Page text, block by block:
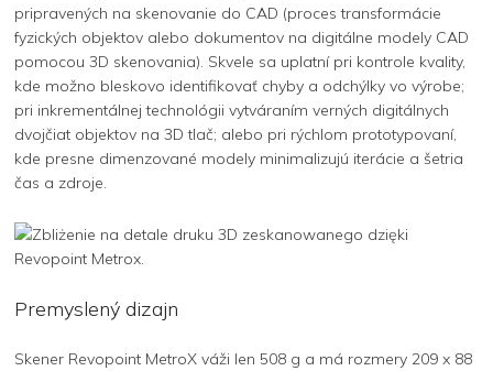
pripravených na skenovanie do CAD (proces transformácie
fyzických objektov alebo dokumentov na digitálne modely CAD
pomocou 3D skenovania). Skvele sa uplatní pri kontrole kvality,
kde možno bleskovo identifikovať chyby a odchýlky vo výrobe;
pri inkrementálnej technológii vytváraním verných digitálnych
dvojčiat objektov na 3D tlač; alebo pri rýchlom prototypovaní,
kde presne dimenzované modely minimalizujú iterácie a šetria
čas a zdroje.
Premyslený dizajn
Skener Revopoint MetroX váži len 508 g a má rozmery 209 x 88